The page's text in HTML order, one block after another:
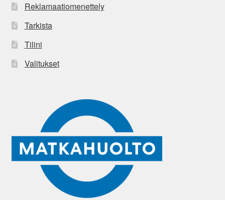
Reklamaatiomenettely
Tarkista
Tilini
Valitukset